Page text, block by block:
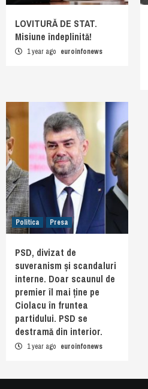
LOVITURĂ DE STAT.
Misiune îndeplinită!
1 year ago euroinfonews
Politica Presa
PSD, divizat de
suveranism și scandaluri
interne. Doar scaunul de
premier îl mai ține pe
Ciolacu în fruntea
partidului. PSD se
destramă din interior.
1 year ago euroinfonews